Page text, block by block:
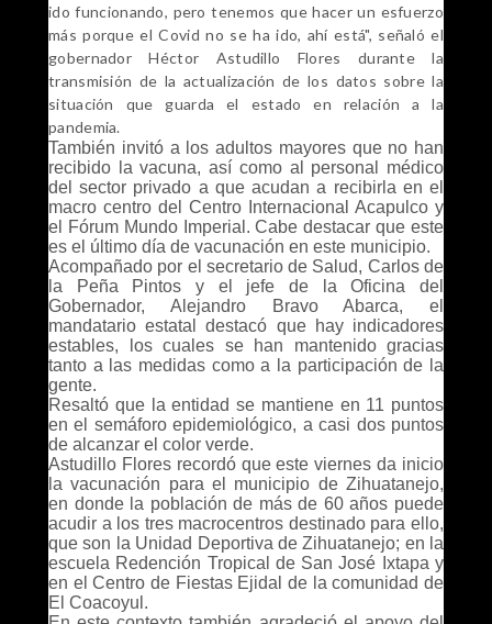
ido funcionando, pero tenemos que hacer un esfuerzo
más porque el Covid no se ha ido, ahí está", señaló el
gobernador Héctor Astudillo Flores durante la
transmisión de la actualización de los datos sobre la
situación que guarda el estado en relación a la
pandemia.
También invitó a los adultos mayores que no han
recibido la vacuna, así como al personal médico
del sector privado a que acudan a recibirla en el
macro centro del Centro Internacional Acapulco y
el Fórum Mundo Imperial. Cabe destacar que este
es el último día de vacunación en este municipio.
Acompañado por el secretario de Salud, Carlos de
la Peña Pintos y el jefe de la Oficina del
Gobernador, Alejandro Bravo Abarca, el
mandatario estatal destacó que hay indicadores
estables, los cuales se han mantenido gracias
tanto a las medidas como a la participación de la
gente.
Resaltó que la entidad se mantiene en 11 puntos
en el semáforo epidemiológico, a casi dos puntos
de alcanzar el color verde.
Astudillo Flores recordó que este viernes da inicio
la vacunación para el municipio de Zihuatanejo,
en donde la población de más de 60 años puede
acudir a los tres macrocentros destinado para ello,
que son la Unidad Deportiva de Zihuatanejo; en la
escuela Redención Tropical de San José Ixtapa y
en el Centro de Fiestas Ejidal de la comunidad de
El Coacoyul.